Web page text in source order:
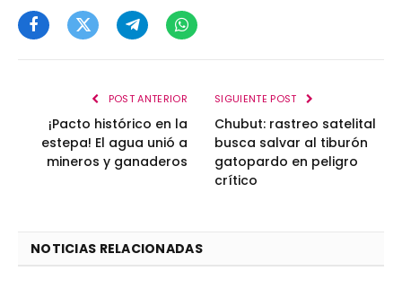
FacebookTwitterTelegramWhatsApp
POST ANTERIOR
¡Pacto histórico en la
estepa! El agua unió a
mineros y ganaderos
SIGUIENTE POST
Chubut: rastreo satelital
busca salvar al tiburón
gatopardo en peligro
crítico
NOTICIAS RELACIONADAS